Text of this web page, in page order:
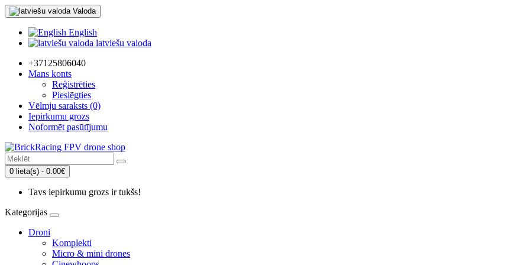
Valoda
English
latviešu valoda
+37125806040
Mans konts
Reģistrēties
Pieslēgties
Vēlmju saraksts (0)
Iepirkumu grozs
Noformēt pasūtījumu
0 lieta(s) - 0.00€
Tavs iepirkumu grozs ir tukšs!
Kategorijas
Droni
Komplekti
Micro & mini drones